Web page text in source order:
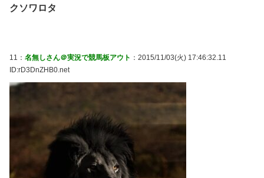
クソワロタ
11： 名無しさん＠実況で競馬板アウト ：2015/11/03(火) 17:46:32.11
ID:rD3DnZHB0.net